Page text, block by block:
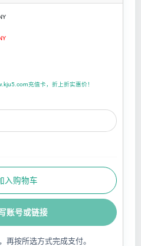
充值卡，折上折实惠价！
入购物车
账号或链接
再按所选方式完成支付。